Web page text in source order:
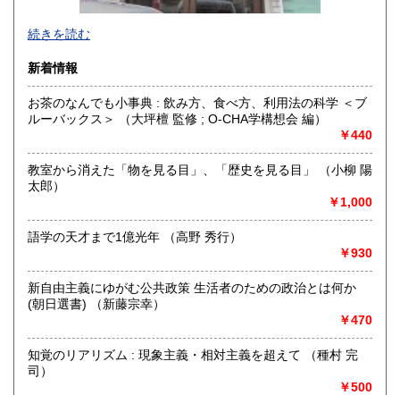
600円
沖縄県
不死鳥BOOKSでは、書籍だけでなくCD、DVD、レコード、
ゲーム、おもちゃ、骨董品まであらゆるものの買い取りがで
にお問い合わせください。出張費は、無料です。
沿線名：伯備線・桃太郎線(吉備線)
最寄駅：総社駅
定休日：年中無休
書籍の買取について
不死鳥BOOKSでは、書籍だけでなくCD、DVD、レコード、
ゲーム、おもちゃ、骨董品まであらゆるものの買い取りがで
きます。店主が、日本全国買取にお伺いいたします。お気軽
取り扱い分野
国書、サブカルチャー、古書一般（その他）
オールジャンル
続きを読む
新着情報
お茶のなんでも小事典 : 飲み方、食べ方、利用法の科学 ＜ブ
ルーバックス＞ （大坪檀 監修 ; O-CHA学構想会 編）
￥440
教室から消えた「物を見る目」、「歴史を見る目」 （小柳 陽
太郎）
￥1,000
語学の天才まで1億光年 （高野 秀行）
￥930
新自由主義にゆがむ公共政策 生活者のための政治とは何か
(朝日選書) （新藤宗幸）
￥470
知覚のリアリズム : 現象主義・相対主義を超えて （種村 完
司）
￥500